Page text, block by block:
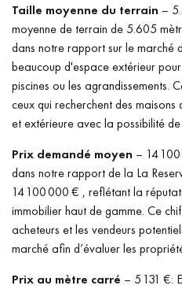
Taille moyenne du terrain –
moyenne de terrain de 5.605
dans notre rapport sur le marché
beaucoup d'espace extérieur
piscines ou les agrandissements.
ceux qui recherchent des
et extérieure avec la possibilité
Prix demandé moyen – 14
dans notre rapport de la La
14 100 000 € , reflétant la
immobilier haut de gamme. Ce
acheteurs et les vendeurs
marché afin d’évaluer les
Prix au mètre carré – 5 131 €: